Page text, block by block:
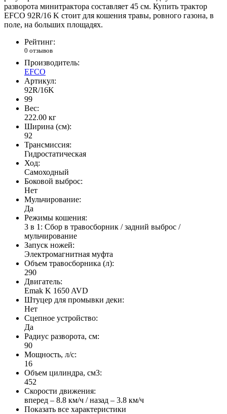
разворота минитрактора составляет 45 см. Купить трактор
EFCO 92R/16 K стоит для кошения травы, ровного газона, в
поле, на больших площадях.
Рейтинг:
0 отзывов
Производитель:
EFCO
Артикул:
92R/16K
99
Вес:
222.00 кг
Ширина (см):
92
Трансмиссия:
Гидростатическая
Ход:
Самоходный
Боковой выброс:
Нет
Мульчирование:
Да
Режимы кошения:
3 в 1: Сбор в травосборник / задний выброс /
мульчирование
Запуск ножей:
Электромагнитная муфта
Объем травосборника (л):
290
Двигатель:
Emak K 1650 AVD
Штуцер для промывки деки:
Нет
Сцепное устройство:
Да
Радиус разворота, см:
90
Мощность, л/с:
16
Объем цилиндра, см3:
452
Скорости движения:
вперед – 8.8 км/ч / назад – 3.8 км/ч
Показать все характеристики